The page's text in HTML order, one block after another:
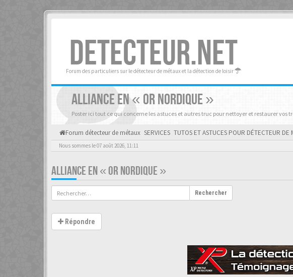
DETECTEUR.NET
Forum des particuliers sur le détecteur de métaux et la détection de loisir
ALLIANCE EN « OR NORDIQUE »
Poster ici tout ce qui concerne les astuces et autres truc pour nettoyer et restaurer vos
Forum détecteur de métaux SERVICES TUTOS ET ASTUCES POUR DÉTECTEUR DE
Nous sommes le 07 août 2026, 11:11
ALLIANCE EN « OR NORDIQUE »
Rechercher
Répondre